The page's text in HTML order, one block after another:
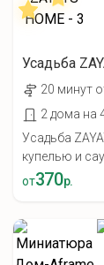
Усадьба
20 минут
2 дома на
Усадьба
купелью и
от370р.